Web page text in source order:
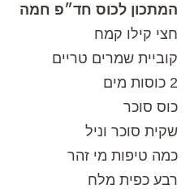
המתכון לכוס חד״פ חמה
חצי קילו קמח
קוביית שמרים טריים
2 כוסות מים
כוס סוכר
שקית סוכר וניל
כמה טיפות מי זהר
רבע כפית מלח